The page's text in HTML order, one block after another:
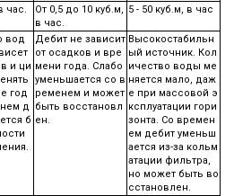
час.
От 0,5 до 10 куб.м,
в час.
5 - 50 куб.м, в час
вод
и ци
год
д
б
Дебит не зависит
от осадков и вре
мени года. Слабо
уменьшается со в
ременем и может
быть восстановл
ен.
Высокостабильн
ый источник. Кол
ичество воды ме
няется мало, даж
е при массовой э
ксплуатации гори
зонта. Со времен
ем дебит уменьш
ается из-за кольм
атации фильтра,
но может быть во
сстановлен.